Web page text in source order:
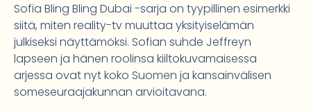
Sofia Bling Bling Dubai -sarja on tyypillinen esimerkki
siitä, miten reality-tv muuttaa yksityiselämän
julkiseksi näyttämöksi. Sofian suhde Jeffreyn
lapseen ja hänen roolinsa kiiltokuvamaisessa
arjessa ovat nyt koko Suomen ja kansainvälisen
someseuraajakunnan arvioitavana.